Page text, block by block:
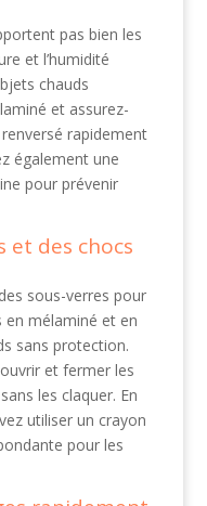
pas bien les
et l’humidité
chauds
et assurez-
rapidement
également une
pour prévenir
et des chocs
sous-verres pour
mélaminé et en
sans protection.
et fermer les
les claquer. En
utiliser un crayon
pour les